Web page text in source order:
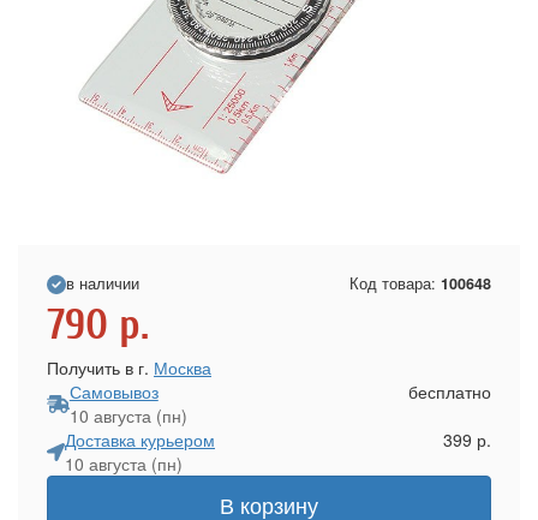
в наличии Код товара: 100648
790 р.
Получить в г. Москва
Самовывоз
10 августа (пн)
бесплатно
Доставка курьером
10 августа (пн)
399 р.
В корзину